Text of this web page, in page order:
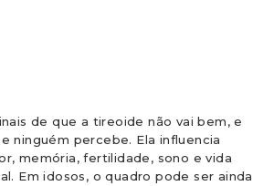
de que a tireoide não vai bem, e
ninguém percebe. Ela influencia
memória, fertilidade, sono e vida
Em idosos, o quadro pode ser ainda